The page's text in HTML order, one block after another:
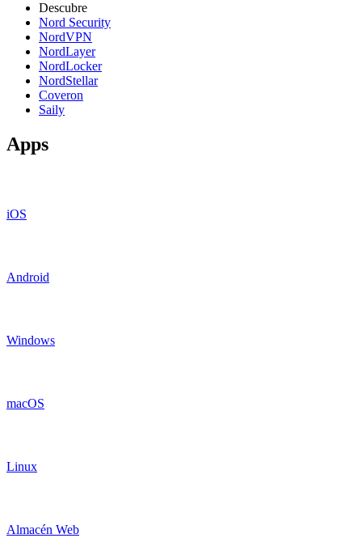
Descubre
Nord Security
NordVPN
NordLayer
NordLocker
NordStellar
Coveron
Saily
Apps
iOS
Android
Windows
macOS
Linux
Almacén Web